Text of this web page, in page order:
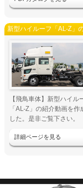
新型ハイルーフ「AL-Z」
【飛鳥車体】新型ハイル
「AL-Z」の紹介動画を作
した。是非ご覧下さい。
詳細ページを見る